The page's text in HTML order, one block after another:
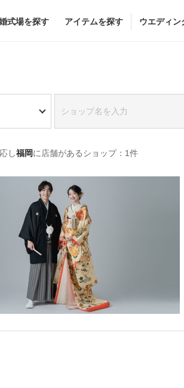
式場を探す アイテムを探す
ーカー直
会場装花
すべてのアイテム
フラワーショップ一覧
ヘ
ブ
ウエディン
し福岡に店舗があるショップ：1件